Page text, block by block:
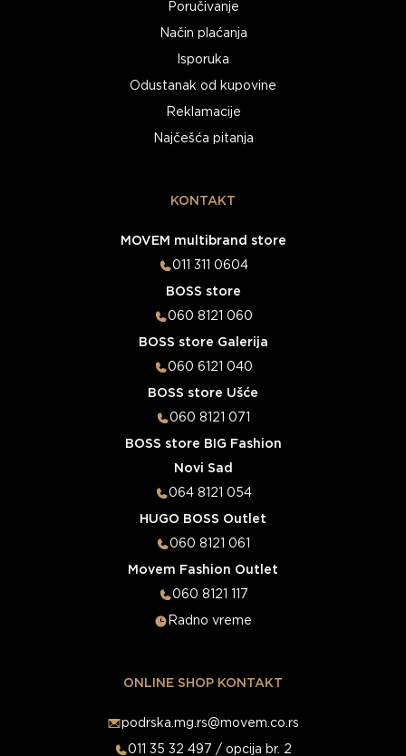
Poručivanje
Način plaćanja
Isporuka
Odustanak od kupovine
Reklamacije
Najčešća pitanja
KONTAKT
MOVEM multibrand store
011 311 0604
BOSS store
060 8121 060
BOSS store Galerija
060 6121 040
BOSS store Ušće
060 8121 071
BOSS store BIG Fashion
Novi Sad
064 8121 054
HUGO BOSS Outlet
060 8121 061
Movem Fashion Outlet
060 8121 117
Radno vreme
ONLINE SHOP KONTAKT
podrska.mg.rs@movem.co.rs
011 35 32 497 / opcija br. 2